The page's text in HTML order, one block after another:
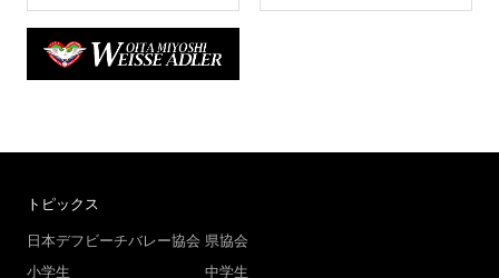
トピックス
日本デフビーチバレー協会 県協会
小学生
中学生